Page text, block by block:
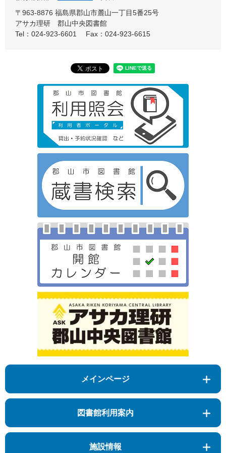
〒963-8876 福島県郡山市麓山一丁目5番25号
アサカ理研 郡山中央図書館
Tel：024-923-6601
Fax：024-923-6615
メインページ
図書館利用案内
施設情報